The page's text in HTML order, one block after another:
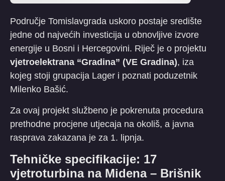
​Područje Tomislavgrada uskoro postaje središte
jedne od najvećih investicija u obnovljive izvore
energije u Bosni i Hercegovini. Riječ je o projektu
vjetroelektrana “Gradina” (VE Gradina), iza
kojeg stoji grupacija Lager i poznati poduzetnik
Milenko Bašić.
​Za ovaj projekt službeno je pokrenuta procedura
prethodne procjene utjecaja na okoliš, a javna
rasprava zakazana je za 1. lipnja.
​Tehničke specifikacije: 17
vjetroturbina na Midena – Brišnik